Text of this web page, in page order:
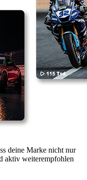
deine Marke nicht nur
aktiv weiterempfohlen